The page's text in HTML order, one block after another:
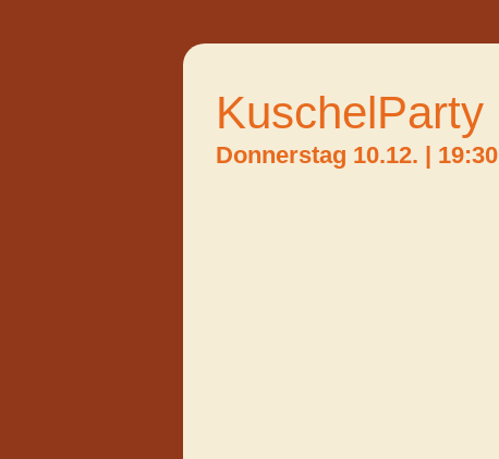
KuschelParty
Donnerstag 10.12. | 19:30